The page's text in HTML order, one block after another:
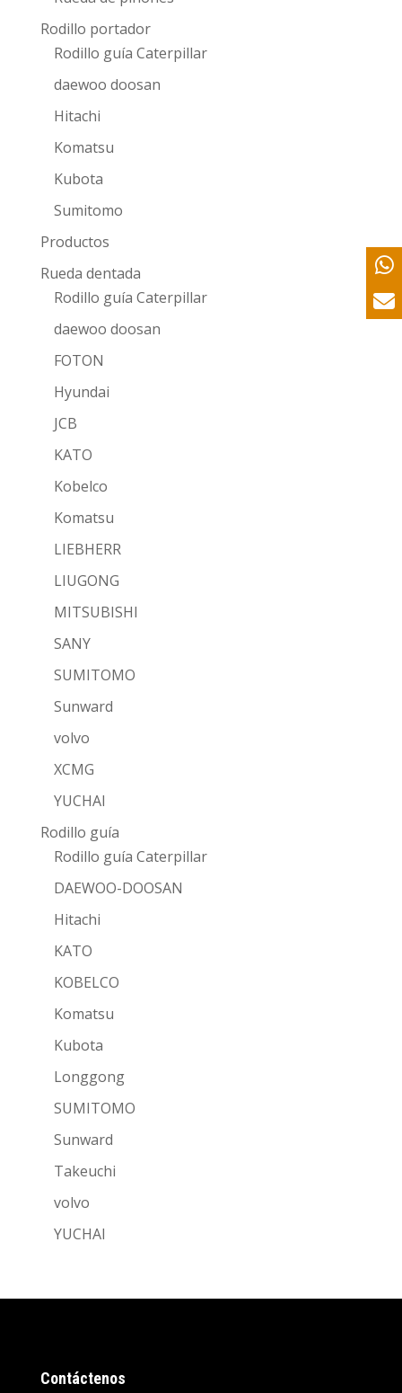
Rodillo portador
Rodillo guía Caterpillar
daewoo doosan
Hitachi
Komatsu
Kubota
Sumitomo
Productos
Rueda dentada
Rodillo guía Caterpillar
daewoo doosan
FOTON
Hyundai
JCB
KATO
Kobelco
Komatsu
LIEBHERR
LIUGONG
MITSUBISHI
SANY
SUMITOMO
Sunward
volvo
XCMG
YUCHAI
Rodillo guía
Rodillo guía Caterpillar
DAEWOO-DOOSAN
Hitachi
KATO
KOBELCO
Komatsu
Kubota
Longgong
SUMITOMO
Sunward
Takeuchi
volvo
YUCHAI
Contáctenos